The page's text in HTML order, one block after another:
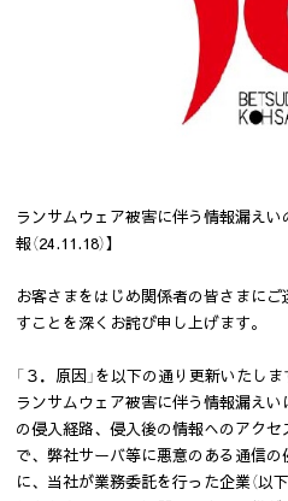
ランサムウェア被害に伴う情報漏え
報（24.11.18）】
お客さまをはじめ関係者の皆さまに
すことを深くお詫び申し上げます。
「３．原因」を以下の通り更新いたしま
ランサムウェア被害に伴う情報漏えい
の侵入経路、侵入後の情報へのアクセ
で、弊社サーバ等に悪意のある通信
に、当社が業務委託を行った企業（以